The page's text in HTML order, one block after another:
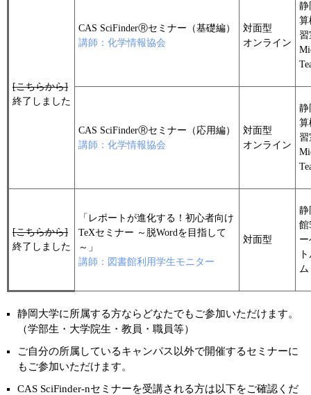
[こちらから]
終了しました
CAS SciFinderⓇセミナー（基礎編）
講師：化学情報協会
対面型
オンライン
静
算
習
CAS SciFinderⓇセミナー（応用編）
講師：化学情報協会
対面型
オンライン
静
算
習
[こちらから]
終了しました
「レポートが進化する！初心者向け
TeXセミナー ～脱Wordを目指して
～」
講師：図書館利用学生モニター
対面型
静
館
ム
静岡大学に所属する方ならどなたでもご参加いただけます。
（学部生・大学院生・教員・職員等）
ご自分の所属しているキャンパス以外で開催するセミナーに
もご参加いただけます。
CAS SciFinder-nセミナーを受講される方は以下をご確認くだ